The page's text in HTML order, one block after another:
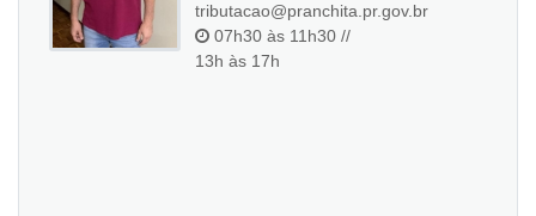
tributacao@pranchita.pr.gov.br
07h30 às 11h30 //
13h às 17h